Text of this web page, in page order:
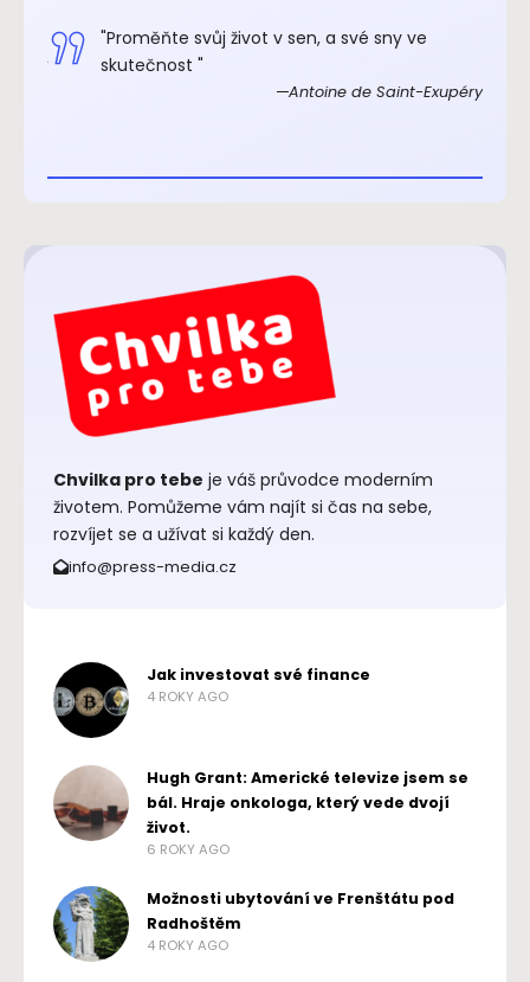
"Proměňte svůj život v sen, a své sny ve
skutečnost "
Antoine de Saint-Exupéry
Chvilka pro tebe je váš průvodce moderním
životem. Pomůžeme vám najít si čas na sebe,
rozvíjet se a užívat si každý den.
info@press-media.cz
Jak investovat své finance
4 ROKY AGO
Hugh Grant: Americké televize jsem se
bál. Hraje onkologa, který vede dvojí
život.
6 ROKY AGO
Možnosti ubytování ve Frenštátu pod
Radhoštěm
4 ROKY AGO